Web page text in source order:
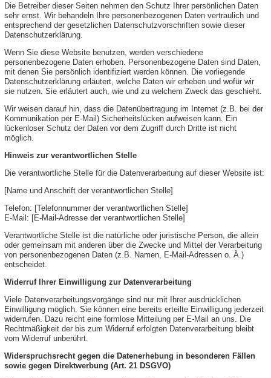
Die Betreiber dieser Seiten nehmen den Schutz Ihrer persönlichen Daten
sehr ernst. Wir behandeln Ihre personenbezogenen Daten vertraulich und
entsprechend der gesetzlichen Datenschutzvorschriften sowie dieser
Datenschutzerklärung.
Wenn Sie diese Website benutzen, werden verschiedene
personenbezogene Daten erhoben. Personenbezogene Daten sind Daten,
mit denen Sie persönlich identifiziert werden können. Die vorliegende
Datenschutzerklärung erläutert, welche Daten wir erheben und wofür wir
sie nutzen. Sie erläutert auch, wie und zu welchem Zweck das geschieht.
Wir weisen darauf hin, dass die Datenübertragung im Internet (z.B. bei der
Kommunikation per E-Mail) Sicherheitslücken aufweisen kann. Ein
lückenloser Schutz der Daten vor dem Zugriff durch Dritte ist nicht
möglich.
Hinweis zur verantwortlichen Stelle
Die verantwortliche Stelle für die Datenverarbeitung auf dieser Website ist:
[Name und Anschrift der verantwortlichen Stelle]
Telefon: [Telefonnummer der verantwortlichen Stelle]
E-Mail: [E-Mail-Adresse der verantwortlichen Stelle]
Verantwortliche Stelle ist die natürliche oder juristische Person, die allein
oder gemeinsam mit anderen über die Zwecke und Mittel der Verarbeitung
von personenbezogenen Daten (z.B. Namen, E-Mail-Adressen o. Ä.)
entscheidet.
Widerruf Ihrer Einwilligung zur Datenverarbeitung
Viele Datenverarbeitungsvorgänge sind nur mit Ihrer ausdrücklichen
Einwilligung möglich. Sie können eine bereits erteilte Einwilligung jederzeit
widerrufen. Dazu reicht eine formlose Mitteilung per E-Mail an uns. Die
Rechtmäßigkeit der bis zum Widerruf erfolgten Datenverarbeitung bleibt
vom Widerruf unberührt.
Widerspruchsrecht gegen die Datenerhebung in besonderen Fällen
sowie gegen Direktwerbung (Art. 21 DSGVO)